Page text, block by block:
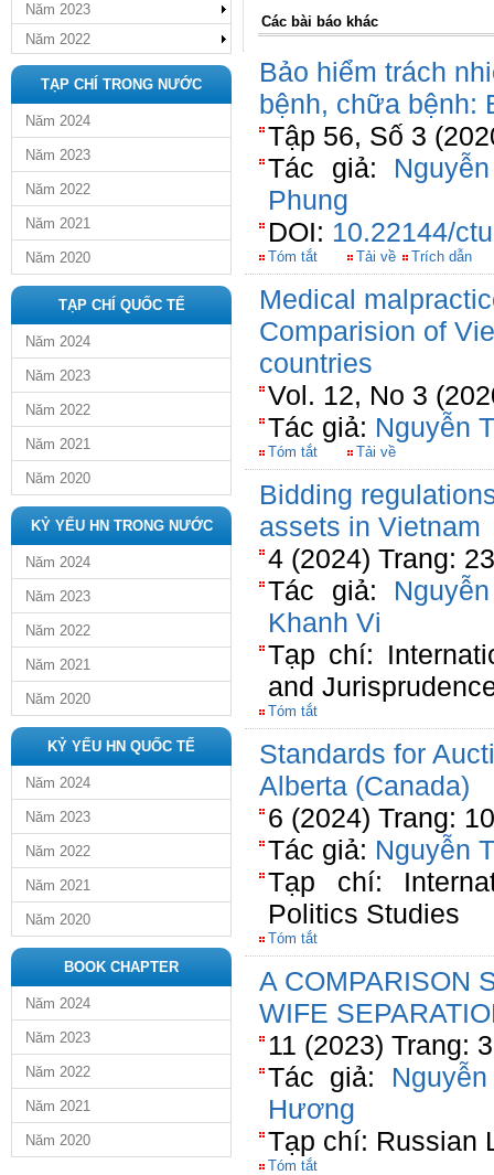
Năm 2023
Năm 2022
TẠP CHÍ TRONG NƯỚC
Năm 2024
Năm 2023
Năm 2022
Năm 2021
Năm 2020
TẠP CHÍ QUỐC TẾ
Năm 2024
Năm 2023
Năm 2022
Năm 2021
Năm 2020
KỶ YẾU HN TRONG NƯỚC
Năm 2024
Năm 2023
Năm 2022
Năm 2021
Năm 2020
KỶ YẾU HN QUỐC TẾ
Năm 2024
Năm 2023
Năm 2022
Năm 2021
Năm 2020
BOOK CHAPTER
Năm 2024
Năm 2023
Năm 2022
Năm 2021
Năm 2020
Các bài báo khác
Bảo hiểm trách
bệnh, chữa bệnh:
Tập 56, Số 3
Tác giả:
Phung
DOI: 10.22144/
Tóm tắt Tải về Trích dẫn
Medical
Comparision of
countries
Vol. 12, No 3
Tác giả: Nguyễn
Tóm tắt Tải về
Bidding
assets in Vietnam
4 (2024) Trang:
Tác giả:
Khanh Vi
Tạp chí:
and
Tóm tắt
Standards for
Alberta (Canada)
6 (2024) Trang:
Tác giả: Nguyễn
Tạp chí:
Politics Studies
Tóm tắt
A COMPARISON
WIFE
11 (2023) Trang:
Tác giả:
Hương
Tạp chí: Russian
Tóm tắt